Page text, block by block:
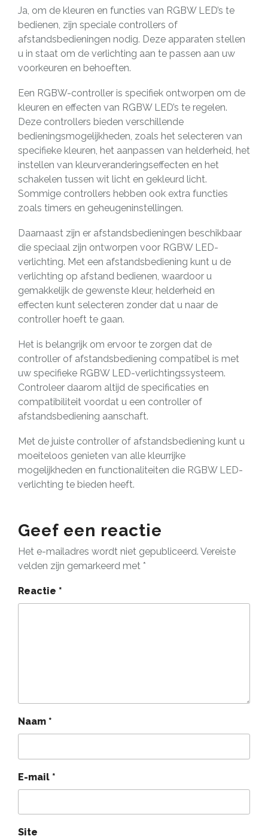
Ja, om de kleuren en functies van RGBW LED’s te
bedienen, zijn speciale controllers of
afstandsbedieningen nodig. Deze apparaten stellen
u in staat om de verlichting aan te passen aan uw
voorkeuren en behoeften.
Een RGBW-controller is specifiek ontworpen om de
kleuren en effecten van RGBW LED’s te regelen.
Deze controllers bieden verschillende
bedieningsmogelijkheden, zoals het selecteren van
specifieke kleuren, het aanpassen van helderheid, het
instellen van kleurveranderingseffecten en het
schakelen tussen wit licht en gekleurd licht.
Sommige controllers hebben ook extra functies
zoals timers en geheugeninstellingen.
Daarnaast zijn er afstandsbedieningen beschikbaar
die speciaal zijn ontworpen voor RGBW LED-
verlichting. Met een afstandsbediening kunt u de
verlichting op afstand bedienen, waardoor u
gemakkelijk de gewenste kleur, helderheid en
effecten kunt selecteren zonder dat u naar de
controller hoeft te gaan.
Het is belangrijk om ervoor te zorgen dat de
controller of afstandsbediening compatibel is met
uw specifieke RGBW LED-verlichtingssysteem.
Controleer daarom altijd de specificaties en
compatibiliteit voordat u een controller of
afstandsbediening aanschaft.
Met de juiste controller of afstandsbediening kunt u
moeiteloos genieten van alle kleurrijke
mogelijkheden en functionaliteiten die RGBW LED-
verlichting te bieden heeft.
Geef een reactie
Het e-mailadres wordt niet gepubliceerd. Vereiste
velden zijn gemarkeerd met *
Reactie *
Naam *
E-mail *
Site